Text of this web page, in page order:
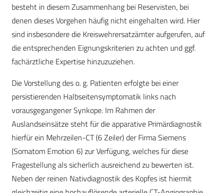
besteht in diesem Zusammenhang bei Reservisten, bei
denen dieses Vorgehen häufig nicht eingehalten wird. Hier
sind insbesondere die Kreiswehrersatzämter aufgerufen, auf
die entsprechenden Eignungskriterien zu achten und ggf.
fachärztliche Expertise hinzuzuziehen.
Die Vorstellung des o. g. Patienten erfolgte bei einer
persistierenden Halbseitensymptomatik links nach
vorausgegangener Synkope. Im Rahmen der
Auslandseinsätze steht für die apparative Primärdiagnostik
hierfür ein Mehrzeilen-CT (6 Zeiler) der Firma Siemens
(Somatom Emotion 6) zur Verfügung, welches für diese
Fragestellung als sicherlich ausreichend zu bewerten ist.
Neben der reinen Nativdiagnostik des Kopfes ist hiermit